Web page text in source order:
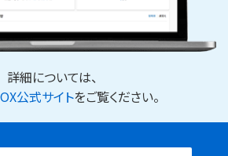
詳細については、
公式サイトをご覧ください。